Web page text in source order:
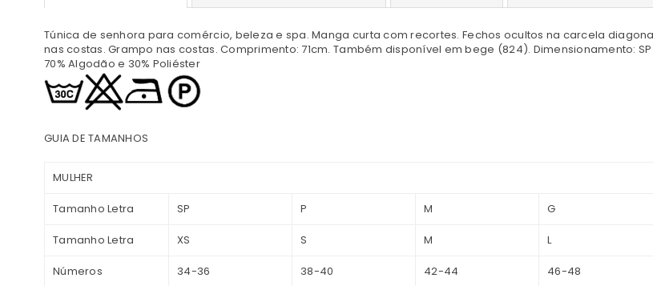
Túnica de senhora para comércio, beleza e spa. Manga curta com recortes. Fechos ocultos na carcela
nas costas. Grampo nas costas. Comprimento: 71cm. Também disponível em bege (824). Dimensionamento: SP
70% Algodão e 30% Poliéster
GUIA DE TAMANHOS
MULHER
Tamanho Letra SP P M G
Tamanho Letra XS S M L
Números 34-36 38-40 42-44 46-48